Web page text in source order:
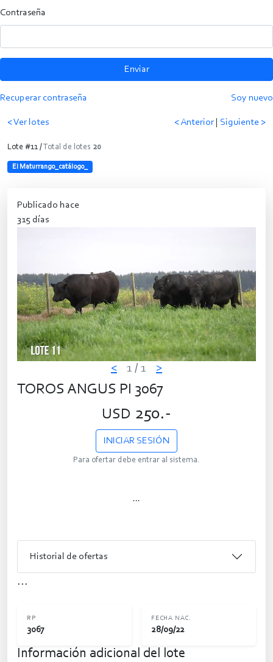
Contraseña
Enviar
Recuperar contraseña Soy nuevo
< Ver lotes < Anterior Siguiente >
Lote #11 /Total de lotes 20
El Maturrango_catálogo_
Publicado hace
315 días
< 1 / 1 >
TOROS ANGUS PI 3067
USD 250.-
INICIAR SESIÓN
Para ofertar debe entrar al sistema.
...
Historial de ofertas
...
RP
3067
FECHA NAC.
28/09/22
Información adicional del lote